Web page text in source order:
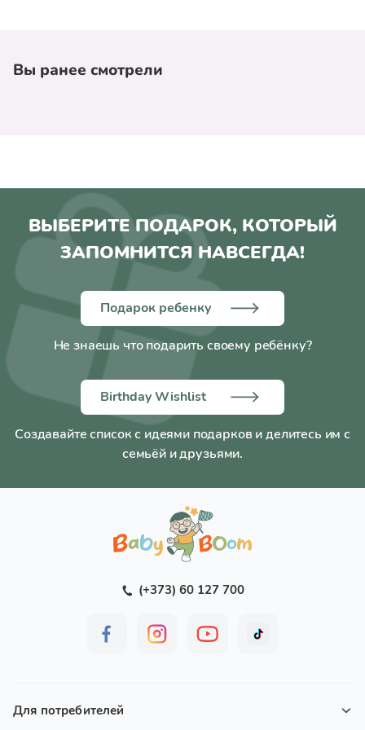
Вы ранее смотрели
ВЫБЕРИТЕ ПОДАРОК, КОТОРЫЙ
ЗАПОМНИТСЯ НАВСЕГДА!
Подарок ребенку
Не знаешь что подарить своему ребёнку?
Birthday Wishlist
Создавайте список с идеями подарков и делитесь им с
семьёй и друзьями.
(+373) 60 127 700
Для потребителей